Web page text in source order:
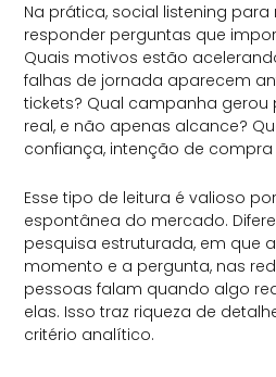
Na prática, social listening
responder perguntas que
Quais motivos estão
falhas de jornada aparecem
tickets? Qual campanha
real, e não apenas alcance?
confiança, intenção de
Esse tipo de leitura é valioso
espontânea do mercado.
pesquisa estruturada, em que
momento e a pergunta, nas
pessoas falam quando algo
elas. Isso traz riqueza de
critério analítico.